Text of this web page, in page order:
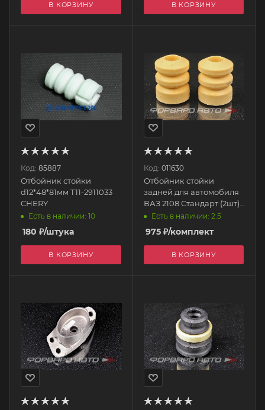
В КОРЗИНУ В КОРЗИНУ
Код: 85887
Отбойник стойки
d12*48*81мм T11-2911033
CHERY
Есть в наличии: 10
180 ₽/штука
В КОРЗИНУ
Код: 011630
Отбойник стойки
задней для автомобиля
ВАЗ 2108 Стандарт (2шт)
SS74102 SS20
Есть в наличии: 2.5
975₽/комплект
В КОРЗИНУ